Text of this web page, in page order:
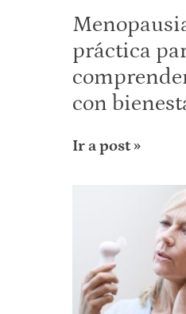
práctica
con
Ir a post »